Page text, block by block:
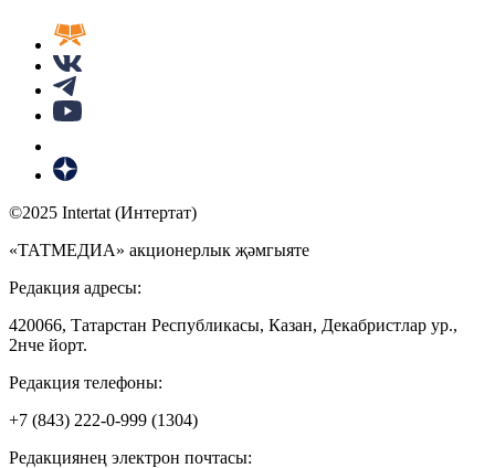
©2025 Intertat (Интертат)
«ТАТМЕДИА» акционерлык җәмгыяте
Редакция адресы:
420066, Татарстан Республикасы, Казан, Декабристлар ур.,
2нче йорт.
Редакция телефоны:
+7 (843) 222-0-999 (1304)
Редакциянең электрон почтасы: